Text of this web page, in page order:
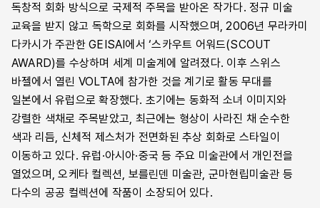
독창적 회화 방식으로 국제적 주목을 받아온 작가다. 정규 미술
교육을 받지 않고 독학으로 회화를 시작했으며, 2006년 무라카미
다카시가 주관한 GEISAI에서 ‘스카우트 어워드(SCOUT
AWARD)를 수상하며 세계 미술계에 알려졌다. 이후 스위스
바젤에서 열린 VOLTA에 참가한 것을 계기로 활동 무대를
일본에서 유럽으로 확장했다. 초기에는 동화적 소녀 이미지와
강렬한 색채로 주목받았고, 최근에는 형상이 사라진 채 순수한
색과 리듬, 신체적 제스처가 전면화된 추상 회화로 스타일이
이동하고 있다. 유럽·아시아·중국 등 주요 미술관에서 개인전을
열었으며, 오케타 컬렉션, 보를린덴 미술관, 군마현립미술관 등
다수의 공공 컬렉션에 작품이 소장되어 있다.